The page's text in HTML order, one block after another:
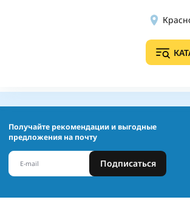
Получайте рекомендации и выгодные
предложения на почту
Подписаться